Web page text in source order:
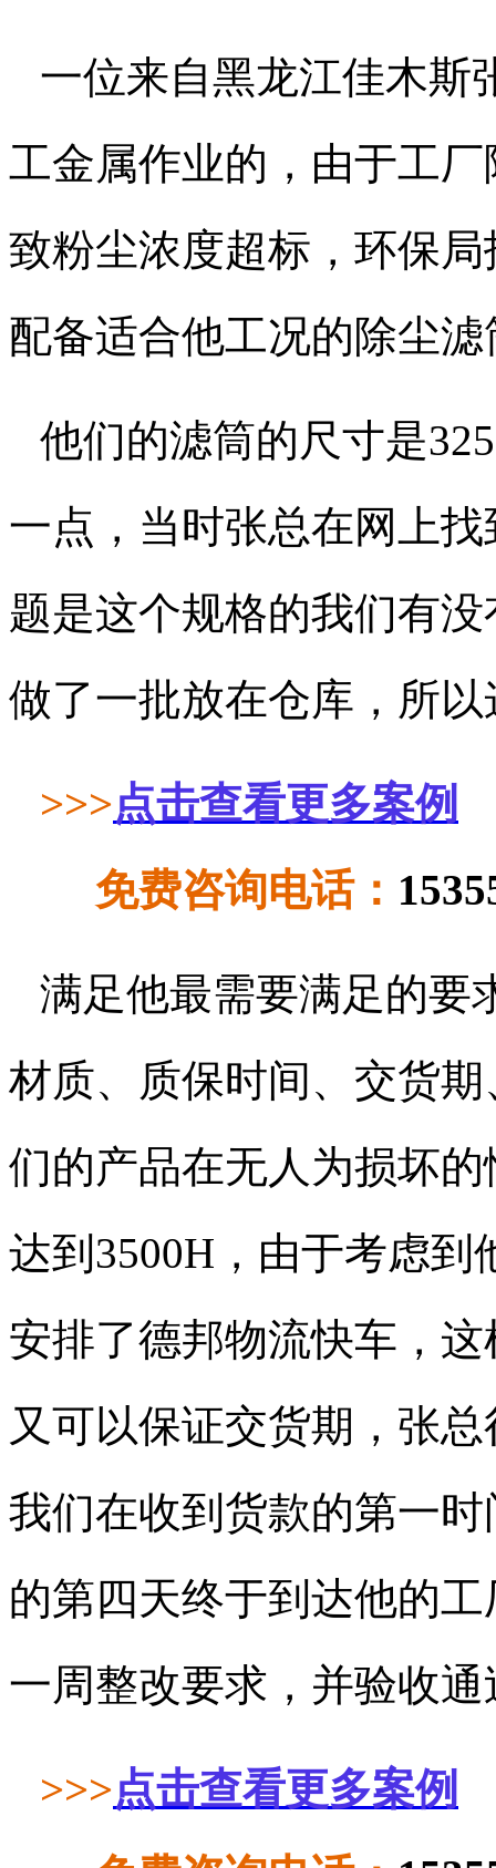
一位来自黑龙江佳木斯
工金属作业的，由于工厂
致粉尘浓度超标， 环保局
配备适合他工况的除尘滤
他们的滤筒的尺寸是
一点，当时张总在网上
题是这个规格的我们有
做了一批放在仓库，所
>>>点击查看更多案例
免费咨询电话：
满足他最需要满足的要
材质、质保时间、交货
们的产品在无人为损坏
达到 3500H ，由于考虑
安排了德邦物流快车，
又可以保证交货期，张
我们在收到货款的第一
的第四天终于到达他的
一周整改要求，并验收通
>>>点击查看更多案例